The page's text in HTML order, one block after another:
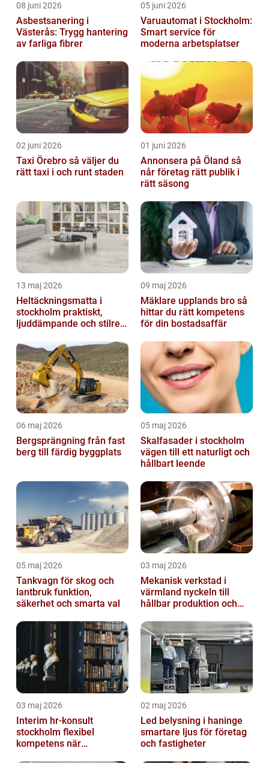
08 juni 2026
Asbestsanering i
Västerås: Trygg hantering
av farliga fibrer
05 juni 2026
Varuautomat i Stockholm:
Smart service för
moderna arbetsplatser
02 juni 2026
Taxi Örebro så väljer du
rätt taxi i och runt staden
01 juni 2026
Annonsera på Öland så
når företag rätt publik i
rätt säsong
13 maj 2026
Heltäckningsmatta i
stockholm praktiskt,
ljuddämpande och stilrent
09 maj 2026
Mäklare upplands bro så
hittar du rätt kompetens
för din bostadsaffär
06 maj 2026
Bergsprängning från fast
berg till färdig byggplats
05 maj 2026
Skalfasader i stockholm
vägen till ett naturligt och
hållbart leende
05 maj 2026
Tankvagn för skog och
lantbruk funktion,
säkerhet och smarta val
03 maj 2026
Mekanisk verkstad i
värmland nyckeln till
hållbar produktion och
03 maj 2026
Interim hr-konsult
stockholm flexibel
kompetens när
02 maj 2026
Led belysning i haninge
smartare ljus för företag
och fastigheter